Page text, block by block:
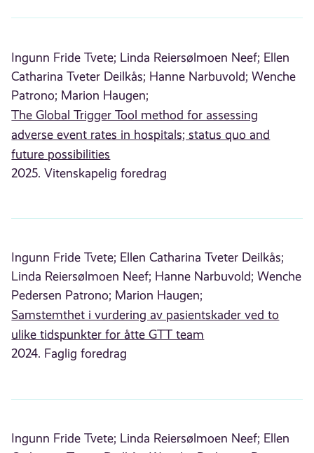
Ingunn Fride Tvete; Linda Reiersølmoen Neef; Ellen
Catharina Tveter Deilkås; Hanne Narbuvold; Wenche
Patrono; Marion Haugen;
The Global Trigger Tool method for assessing
adverse event rates in hospitals; status quo and
future possibilities
2025. Vitenskapelig foredrag
Ingunn Fride Tvete; Ellen Catharina Tveter Deilkås;
Linda Reiersølmoen Neef; Hanne Narbuvold; Wenche
Pedersen Patrono; Marion Haugen;
Samstemthet i vurdering av pasientskader ved to
ulike tidspunkter for åtte GTT team
2024. Faglig foredrag
Ingunn Fride Tvete; Linda Reiersølmoen Neef; Ellen